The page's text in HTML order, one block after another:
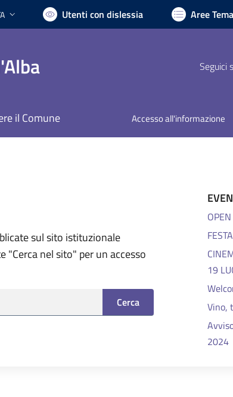
attiva: Utenti con dislessia Aree
Seguici
il Comune Accesso all'informazione
sul sito istituzionale
"Cerca nel sito" per un accesso
Cerca
19
Vino,
2024